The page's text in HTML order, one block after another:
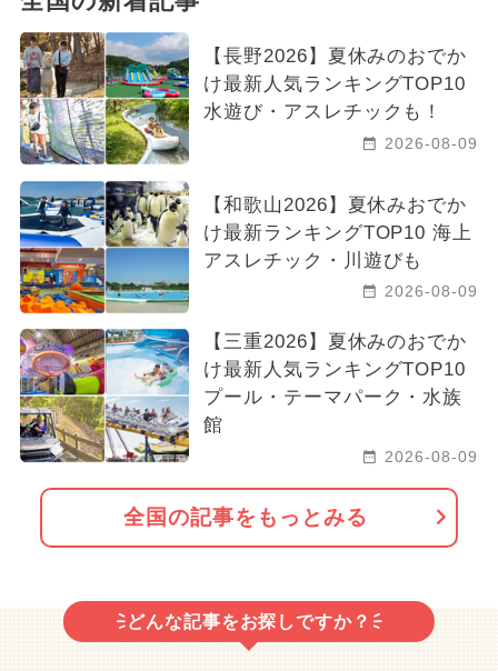
【長野2026】夏休みのおでか
け最新人気ランキングTOP10
水遊び・アスレチックも！
2026-08-09
【和歌山2026】夏休みおでか
け最新ランキングTOP10 海上
アスレチック・川遊びも
2026-08-09
【三重2026】夏休みのおでか
け最新人気ランキングTOP10
プール・テーマパーク・水族
館
2026-08-09
全国の記事をもっとみる
どんな記事をお探しですか？